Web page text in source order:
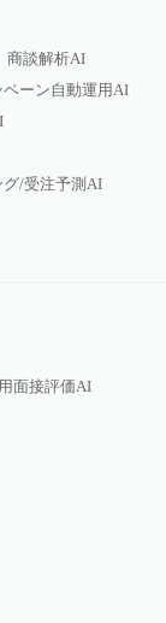
商談解析AI
ペーン自動運用AI
グ/受注予測AI
面接評価AI